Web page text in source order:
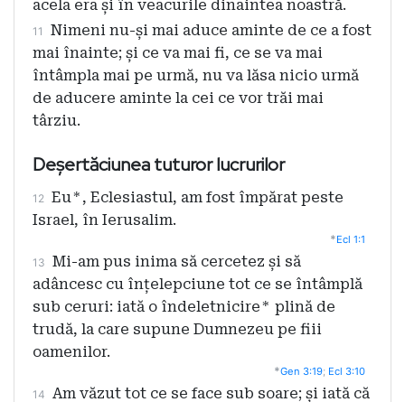
acela era și în veacurile dinaintea noastră.
11
Nimeni nu-și mai aduce aminte de ce a fost
mai înainte; și ce va mai fi, ce se va mai
întâmpla mai pe urmă, nu va lăsa nicio urmă
de aducere aminte la cei ce vor trăi mai
târziu.
Deșertăciunea tuturor lucrurilor
12 Eu* , Eclesiastul, am fost împărat peste
Israel, în Ierusalim.
*Ecl 1:1
13 Mi-am pus inima să cercetez și să
adâncesc cu înțelepciune tot ce se întâmplă
sub ceruri: iată o îndeletnicire* plină de
trudă, la care supune Dumnezeu pe fiii
oamenilor.
*Gen 3:19; Ecl 3:10
14 Am văzut tot ce se face sub soare; și iată că